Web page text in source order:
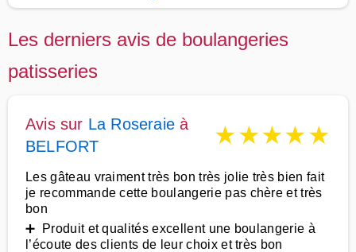
Les derniers avis de boulangeries
patisseries
Avis sur La Roseraie à
BELFORT
★★★★★
Les gâteau vraiment très bon très jolie très bien fait
je recommande cette boulangerie pas chère et très
bon
➕ Produit et qualités excellent une boulangerie à
l’écoute des clients de leur choix et très bon